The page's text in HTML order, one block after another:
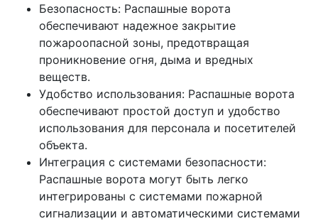
Безопасность: Распашные ворота
обеспечивают надежное закрытие
пожароопасной зоны, предотвращая
проникновение огня, дыма и вредных
веществ.
Удобство использования: Распашные ворота
обеспечивают простой доступ и удобство
использования для персонала и посетителей
объекта.
Интеграция с системами безопасности:
Распашные ворота могут быть легко
интегрированы с системами пожарной
сигнализации и автоматическими системами